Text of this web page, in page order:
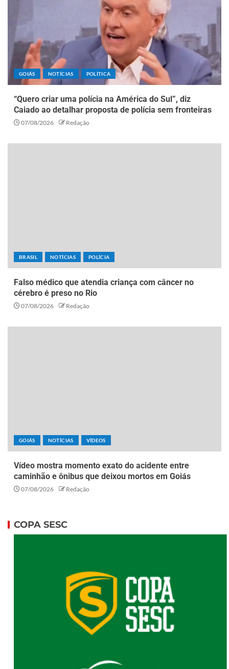
GOIÁS NOTÍCIAS POLÍTICA
“Quero criar uma polícia na América do Sul”, diz
Caiado ao detalhar proposta de polícia sem fronteiras
07/08/2026 Redação
BRASIL NOTÍCIAS POLÍCIA
Falso médico que atendia criança com câncer no
cérebro é preso no Rio
07/08/2026 Redação
GOIÁS NOTÍCIAS VÍDEOS
Vídeo mostra momento exato do acidente entre
caminhão e ônibus que deixou mortos em Goiás
07/08/2026 Redação
COPA SESC